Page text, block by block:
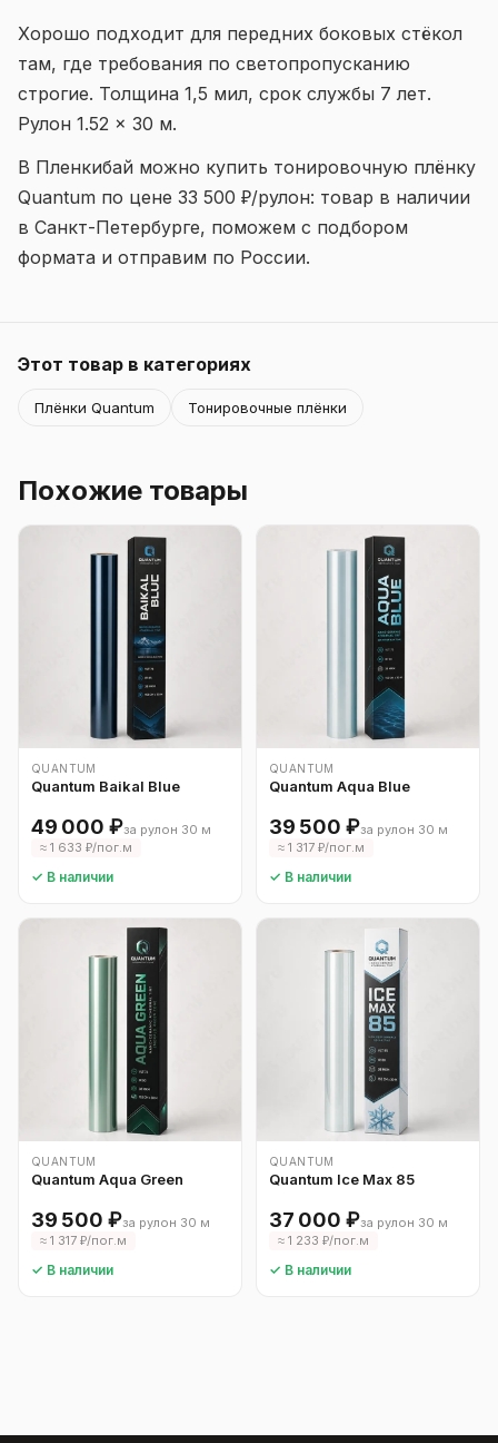
Хорошо подходит для передних боковых стёкол
там, где требования по светопропусканию
строгие. Толщина 1,5 мил, срок службы 7 лет.
Рулон 1.52 × 30 м.
В Пленкибай можно купить тонировочную плёнку
Quantum по цене 33 500 ₽/рулон: товар в наличии
в Санкт-Петербурге, поможем с подбором
формата и отправим по России.
Этот товар в категориях
Плёнки Quantum Тонировочные плёнки
Похожие товары
QUANTUM
Quantum Baikal Blue
49 000 ₽за рулон 30 м
≈ 1 633 ₽/пог.м
✓ В наличии
QUANTUM
Quantum Aqua Blue
39 500 ₽за рулон 30 м
≈ 1 317 ₽/пог.м
✓ В наличии
QUANTUM
Quantum Aqua Green
39 500 ₽за рулон 30 м
≈ 1 317 ₽/пог.м
✓ В наличии
QUANTUM
Quantum Ice Max 85
37 000 ₽за рулон 30 м
≈ 1 233 ₽/пог.м
✓ В наличии